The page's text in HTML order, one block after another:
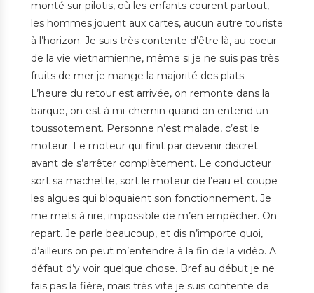
monté sur pilotis, où les enfants courent partout,
les hommes jouent aux cartes, aucun autre touriste
à l’horizon. Je suis très contente d’être là, au coeur
de la vie vietnamienne, même si je ne suis pas très
fruits de mer je mange la majorité des plats.
L’heure du retour est arrivée, on remonte dans la
barque, on est à mi-chemin quand on entend un
toussotement. Personne n’est malade, c’est le
moteur. Le moteur qui finit par devenir discret
avant de s’arrêter complètement. Le conducteur
sort sa machette, sort le moteur de l’eau et coupe
les algues qui bloquaient son fonctionnement. Je
me mets à rire, impossible de m’en empêcher. On
repart. Je parle beaucoup, et dis n’importe quoi,
d’ailleurs on peut m’entendre à la fin de la vidéo. A
défaut d’y voir quelque chose. Bref au début je ne
fais pas la fière, mais très vite je suis contente de